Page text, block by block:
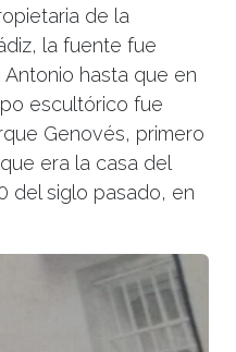
de la
la fuente fue
hasta que en
escultórico fue
Genovés, primero
era la casa del
del siglo pasado, en